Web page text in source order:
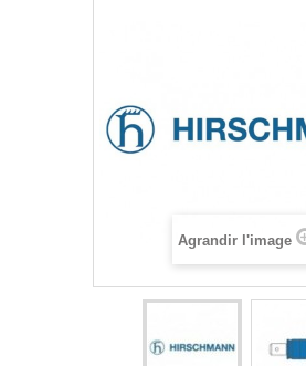
Agrandir l'image